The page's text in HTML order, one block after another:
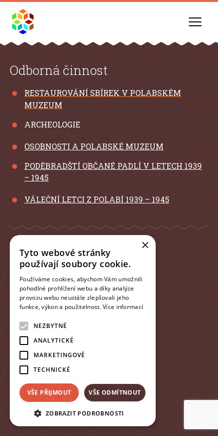
Odborná činnost
RESTAUROVÁNÍ SBÍREK V POLABSKÉM
MUZEUM
ARCHEOLOGIE
OSOBNOSTI A POLABSKÉ MUZEUM
PODĚBRADŠTÍ OBČANÉ PADLÍ V LETECH 1939
– 1945
VÁLEČNÍ LETCI Z POLABÍ 1939 – 1945
made
×
Tyto webové stránky
používají soubory cookie.
Používáme cookies, abychom Vám umožnili
pohodlné prohlížení webu a díky analýze
provozu webu neustále zlepšovali jeho
funkce, výkon a použitelnost.Více informací
NEZBYTNÉ
ANALYTICKÉ
MARKETINGOVÉ
TECHNICKÉ
VŠE PŘIJMOUT VŠE ODMÍTNOUT
ZOBRAZIT PODROBNOSTI